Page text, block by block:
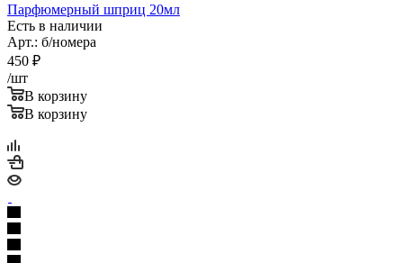
Парфюмерный шприц 20мл
Есть в наличии
Арт.: б/номера
450 ₽
/шт
В корзину
В корзину